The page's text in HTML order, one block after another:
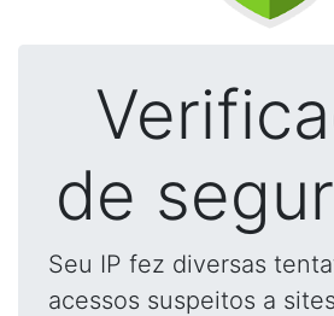
de
Seu IP fez diversas
acessos suspeitos a